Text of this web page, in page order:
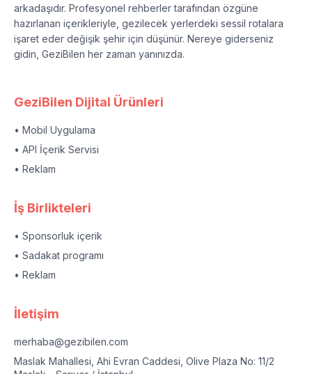
arkadaşıdır. Profesyonel rehberler tarafından özgüne
hazırlanan içerikleriyle, gezilecek yerlerdeki sessil rotalara
işaret eder değişik şehir için düşünür. Nereye giderseniz
gidin, GeziBilen her zaman yanınızda.
GeziBilen Dijital Ürünleri
• Mobil Uygulama
• API İçerik Servisi
• Reklam
İş Birlikteleri
• Sponsorluk içerik
• Sadakat programı
• Reklam
İletişim
merhaba@gezibilen.com
Maslak Mahallesi, Ahi Evran Caddesi, Olive Plaza No: 11/2